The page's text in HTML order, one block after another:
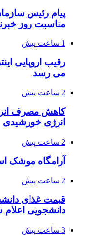
پیام رئیس
مناسبت روز
1 ساعت پیش
رقیب اروپایی
می رسد
2 ساعت پیش
کاهش مصرف
انرژی خورشیدی
2 ساعت پیش
آرامگاه موشک
2 ساعت پیش
قیمت غذای
دانشجویی اعلام
3 ساعت پیش